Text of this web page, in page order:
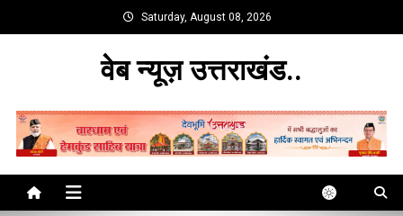
to
Saturday, August 08, 2026
वेब न्यूज़ उत्तराखंड..